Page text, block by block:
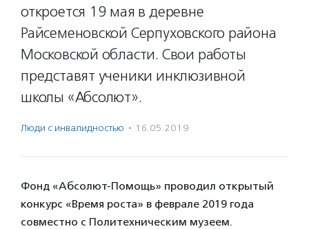
откроется 19 мая в деревне
Райсеменовской Серпуховского района
Московской области. Свои работы
представят ученики инклюзивной
школы «Абсолют».
Люди с инвалидностью · 16.05.2019
Фонд «Абсолют-Помощь» проводил открытый
конкурс «Время роста» в феврале 2019 года
совместно с Политехническим музеем.